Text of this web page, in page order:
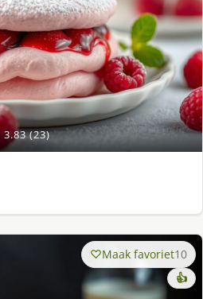
3.83 (23)
Maak favoriet10
👍